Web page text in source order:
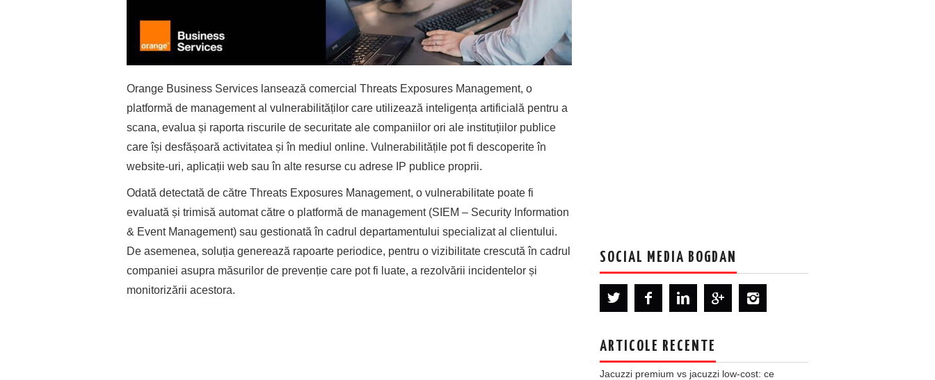
Orange Business Services lansează comercial Threats Exposures Management, o
platformă de management al vulnerabilităților care utilizează inteligența artificială pentru a
scana, evalua și raporta riscurile de securitate ale companiilor ori ale instituțiilor publice
care își desfășoară activitatea și în mediul online. Vulnerabilitățile pot fi descoperite în
website-uri, aplicații web sau în alte resurse cu adrese IP publice proprii.
Odată detectată de către Threats Exposures Management, o vulnerabilitate poate fi
evaluată și trimisă automat către o platformă de management (SIEM – Security Information
& Event Management) sau gestionată în cadrul departamentului specializat al clientului.
De asemenea, soluția generează rapoarte periodice, pentru o vizibilitate crescută în cadrul
companiei asupra măsurilor de prevenție care pot fi luate, a rezolvării incidentelor și
monitorizării acestora.
SOCIAL MEDIA BOGDAN
ARTICOLE RECENTE
Jacuzzi premium vs jacuzzi low-cost: ce